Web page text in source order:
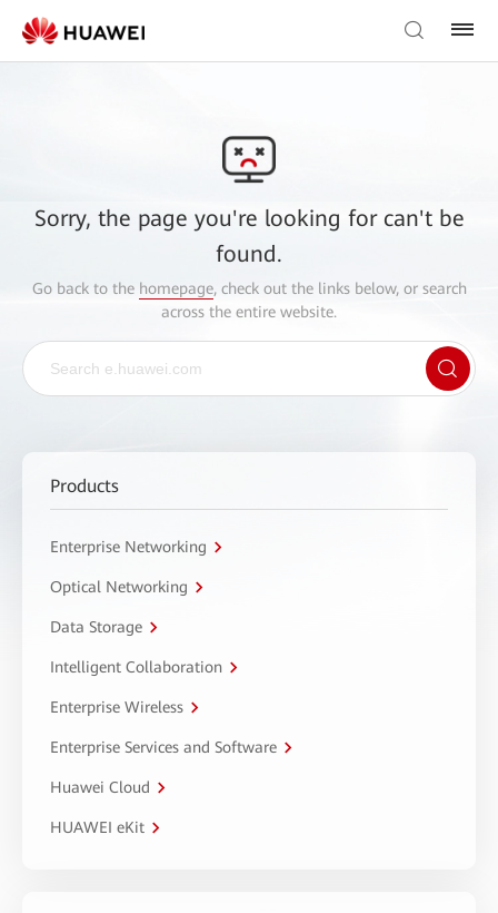
Sorry, the page you're looking for can't be
found.
Go back to the homepage, check out the links below, or search
across the entire website.
Products
Enterprise Networking
Optical Networking
Data Storage
Intelligent Collaboration
Enterprise Wireless
Enterprise Services and Software
Huawei Cloud
HUAWEI eKit